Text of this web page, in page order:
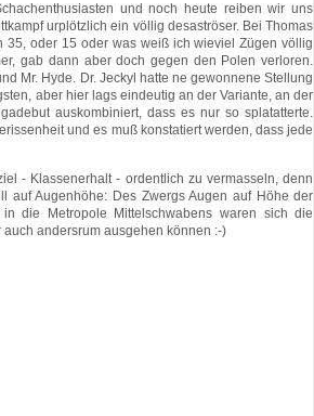
und noch heute reiben wir uns
urplötzlich ein völlig desaströser. Bei Thomas
35, oder 15 oder was weiß ich wieviel Zügen völlig
gab dann aber doch gegen den Polen verloren.
Mr. Hyde. Dr. Jeckyl hatte ne gewonnene Stellung
aber hier lags eindeutig an der Variante, an der
auskombiniert, dass es nur so splatatterte.
und es muß konstatiert werden, dass jede
- Klassenerhalt - ordentlich zu vermasseln, denn
Augenhöhe: Des Zwergs Augen auf Höhe der
die Metropole Mittelschwabens waren sich die
andersrum ausgehen können :-)